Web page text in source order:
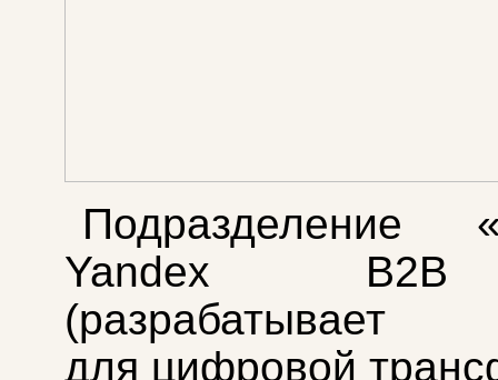
Подразделение
Yandex
(разрабатывает
для цифровой